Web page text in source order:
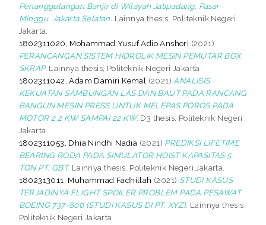
Penanggulangan Banjir di Wilayah Jatipadang, Pasar
Minggu, Jakarta Selatan. Lainnya thesis, Politeknik Negeri
Jakarta.
1802311020, Mohammad Yusuf Adio Anshori (2021)
PERANCANGAN SISTEM HIDROLIK MESIN PEMUTAR BOX
SKRAP. Lainnya thesis, Politeknik Negeri Jakarta.
1802311042, Adam Damiri Kemal (2021) ANALISIS
KEKUATAN SAMBUNGAN LAS DAN BAUT PADA RANCANG
BANGUN MESIN PRESS UNTUK MELEPAS POROS PADA
MOTOR 2,2 KW SAMPAI 22 KW. D3 thesis, Politeknik Negeri
Jakarta.
1802311053, Dhia Nindhi Nadia (2021) PREDIKSI LIFETIME
BEARING RODA PADA SIMULATOR HOIST KAPASITAS 5
TON PT. GBT. Lainnya thesis, Politeknik Negeri Jakarta.
1802313011, Muhammad Fadhillah (2021) STUDI KASUS
TERJADINYA FLIGHT SPOILER PROBLEM PADA PESAWAT
BOEING 737-800 (STUDI KASUS DI PT. XYZ). Lainnya thesis,
Politeknik Negeri Jakarta.